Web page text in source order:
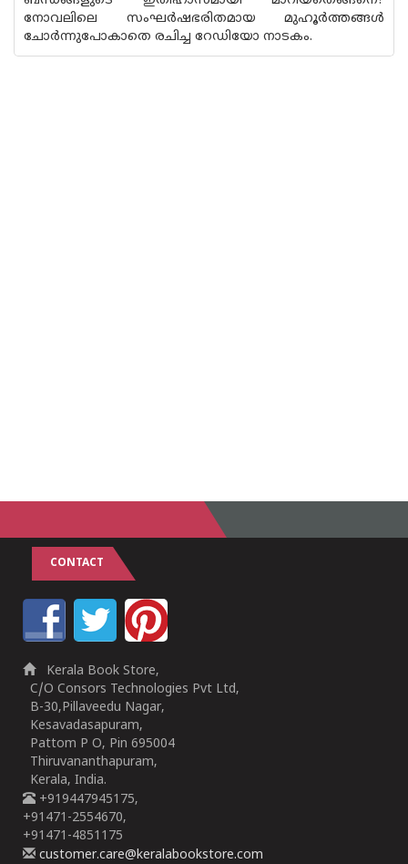
നോവലിലെ സംഘർഷഭരിതമായ മുഹൂർത്തങ്ങൾ
ചോർന്നുപോകാതെ രചിച്ച റേഡിയോ നാട‌കം.
CONTACT
Kerala Book Store,
C/O Consors Technologies Pvt Ltd,
B-30,Pillaveedu Nagar,
Kesavadasapuram,
Pattom P O, Pin 695004
Thiruvananthapuram,
Kerala, India.
+919447945175,
+91471-2554670,
+91471-4851175
customer.care@keralabookstore.com